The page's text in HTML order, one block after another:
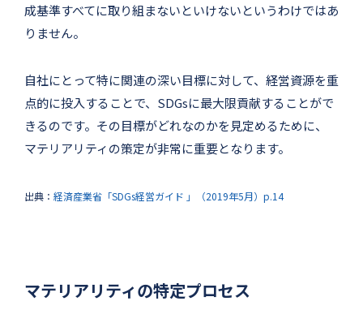
成基準すべてに取り組まないといけないというわけではあ
りません。
自社にとって特に関連の深い目標に対して、経営資源を重
点的に投入することで、SDGsに最大限貢献することがで
きるのです。その目標がどれなのかを見定めるために、
マテリアリティの策定が非常に重要となります。
出典： 経済産業省「SDGs経営ガイド 」（2019年5月）p.14
マテリアリティの特定プロセス